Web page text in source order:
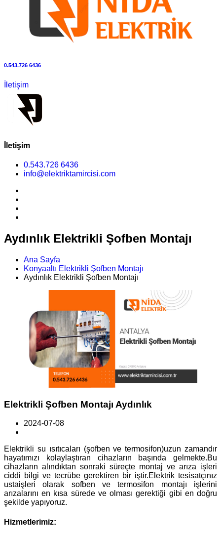
0.543.726 6436
İletişim
İletişim
0.543.726 6436
info@elektriktamircisi.com
Aydınlık Elektrikli Şofben Montajı
Ana Sayfa
Konyaaltı Elektrikli Şofben Montajı
Aydınlık Elektrikli Şofben Montajı
Elektrikli Şofben Montajı Aydınlık
2024-07-08
Elektrikli su ısıtıcaları (şofben ve termosifon)uzun zamandır
hayatımızı kolaylaştıran cihazların başında gelmekte.Bu
cihazların alındıktan sonraki süreçte montaj ve arıza işleri
ciddi bilgi ve tecrübe gerektiren bir iştir.Elektrik tesisatçınız
ustaişleri olarak sofben ve termosifon montajı işlerini
arızalarını en kısa sürede ve olması gerektiği gibi en doğru
şekilde yapıyoruz.
Hizmetlerimiz: